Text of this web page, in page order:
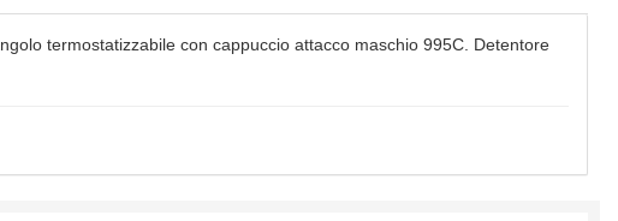
termostatizzabile con cappuccio attacco maschio 995C. Detentore